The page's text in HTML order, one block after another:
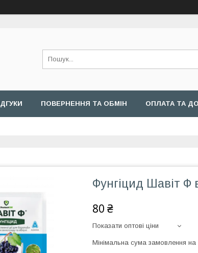
ПОВЕРНЕННЯ ТА ОБМІН ОПЛАТА ТА
Фунгіцид Шавіт Ф
80 ₴
Показати оптові ціни
Мінімальна сума замовлення на